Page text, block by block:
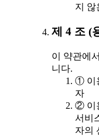
지 않
제 4 조 (
이 약관에
니다.
① 이
자
② 이
서비
자의